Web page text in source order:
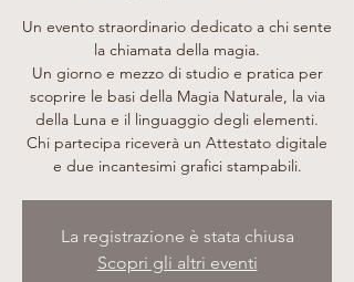
Un evento straordinario dedicato a chi sente
la chiamata della magia.
Un giorno e mezzo di studio e pratica per
scoprire le basi della Magia Naturale, la via
della Luna e il linguaggio degli elementi.
Chi partecipa riceverà un Attestato digitale
e due incantesimi grafici stampabili.
La registrazione è stata chiusa
Scopri gli altri eventi